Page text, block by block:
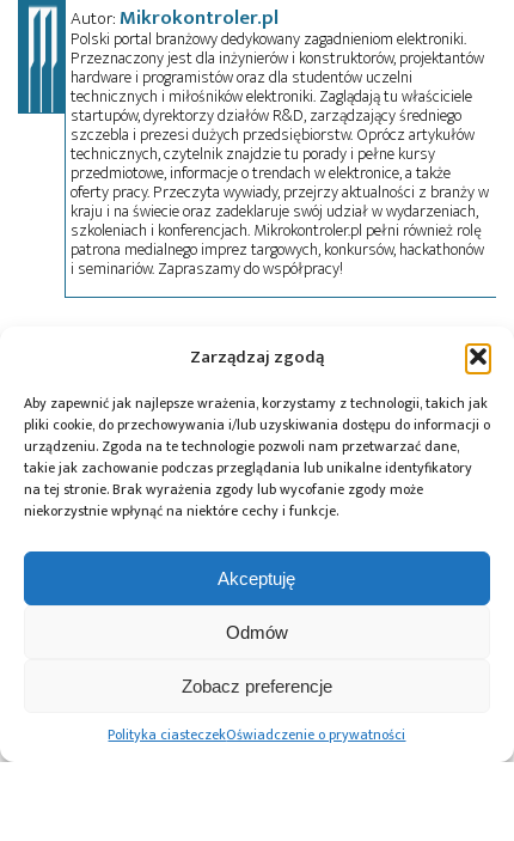
Zarządzaj zgodą
Aby zapewnić jak najlepsze wrażenia, korzystamy z technologii, takich jak
pliki cookie, do przechowywania i/lub uzyskiwania dostępu do informacji o
urządzeniu. Zgoda na te technologie pozwoli nam przetwarzać dane,
takie jak zachowanie podczas przeglądania lub unikalne identyfikatory
na tej stronie. Brak wyrażenia zgody lub wycofanie zgody może
niekorzystnie wpłynąć na niektóre cechy i funkcje.
Akceptuję
Odmów
Zobacz preferencje
Polityka ciasteczekOświadczenie o prywatności
Autor:Mikrokontroler.pl
Polski portal branżowy dedykowany zagadnieniom elektroniki.
Przeznaczony jest dla inżynierów i konstruktorów, projektantów
hardware i programistów oraz dla studentów uczelni
technicznych i miłośników elektroniki. Zaglądają tu właściciele
startupów, dyrektorzy działów R&D, zarządzający średniego
szczebla i prezesi dużych przedsiębiorstw. Oprócz artykułów
technicznych, czytelnik znajdzie tu porady i pełne kursy
przedmiotowe, informacje o trendach w elektronice, a także
oferty pracy. Przeczyta wywiady, przejrzy aktualności z branży w
kraju i na świecie oraz zadeklaruje swój udział w wydarzeniach,
szkoleniach i konferencjach. Mikrokontroler.pl pełni również rolę
patrona medialnego imprez targowych, konkursów, hackathonów
i seminariów. Zapraszamy do współpracy!
Przeczytaj również:
Polska bez
ekosystemie
DigiKey i Shawn
Hymel: webinaria
z wykorzystaniem
robotów Balance
Bots
AI Act: Nowy
oznaczania treści
generowanych
przez AI